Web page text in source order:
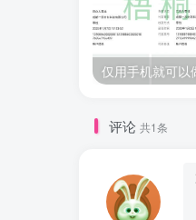
评论 共1条